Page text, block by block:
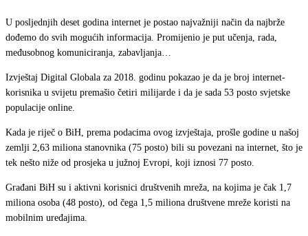
o
internetu:
Mladi
na
udaru,
roditelji
bespomoćni
U posljednjih deset godina internet je postao najvažniji način da najbrže
dođemo do svih mogućih informacija. Promijenio je put učenja, rada,
međusobnog komuniciranja, zabavljanja…
Izvještaj Digital Globala za 2018. godinu pokazao je da je broj internet-
korisnika u svijetu premašio četiri milijarde i da je sada 53 posto svjetske
populacije online.
Kada je riječ o BiH, prema podacima ovog izvještaja, prošle godine u našoj
zemlji 2,63 miliona stanovnika (75 posto) bili su povezani na internet, što je
tek nešto niže od prosjeka u južnoj Evropi, koji iznosi 77 posto.
Građani BiH su i aktivni korisnici društvenih mreža, na kojima je čak 1,7
miliona osoba (48 posto), od čega 1,5 miliona društvene mreže koristi na
mobilnim uređajima.